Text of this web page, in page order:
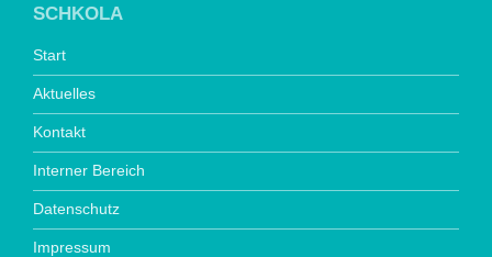
SCHKOLA
Start
Aktuelles
Kontakt
Interner Bereich
Datenschutz
Impressum